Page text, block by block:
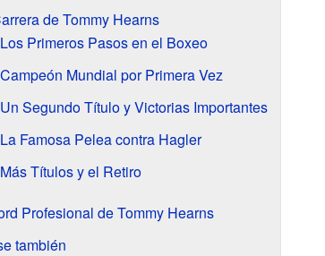
de Tommy Hearns
Los Primeros Pasos en el Boxeo
Campeón Mundial por Primera Vez
Un Segundo Título y Victorias Importantes
La Famosa Pelea contra Hagler
Más Títulos y el Retiro
Profesional de Tommy Hearns
también